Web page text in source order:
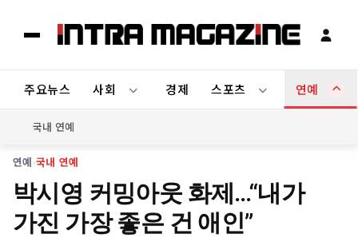
주요뉴스 사회 경제 스포츠 연예
국내 연예
연예›국내 연예
박시영 커밍아웃 화제…“내가
가진 가장 좋은 건 애인”